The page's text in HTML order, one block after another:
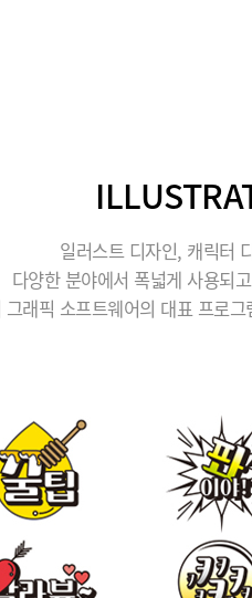
일러스트 디자인, 캐릭터
다양한 분야에서 폭넓게 사용되
그래픽 소프트웨어의 대표 프로